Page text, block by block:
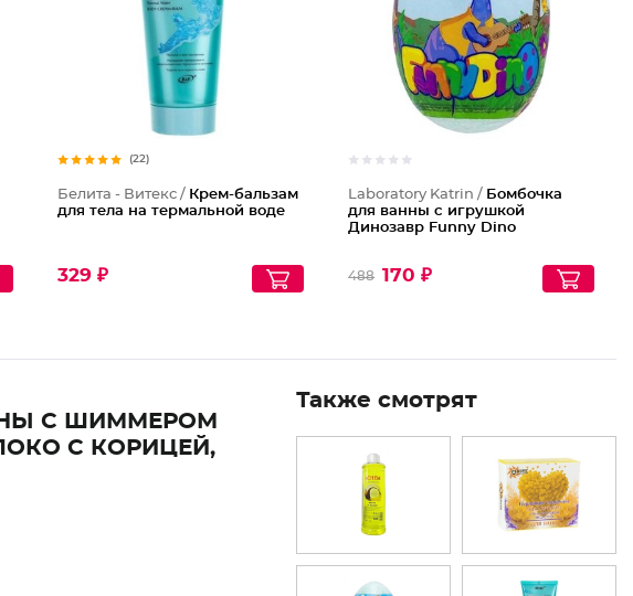
(22)
Белита - Витекс / Крем-бальзам
для тела на термальной воде
329 ₽
Laboratory Katrin / Бомбочка
для ванны с игрушкой
Динозавр Funny Dino
488 170 ₽
С ШИММЕРОМ
С КОРИЦЕЙ,
Также смотрят